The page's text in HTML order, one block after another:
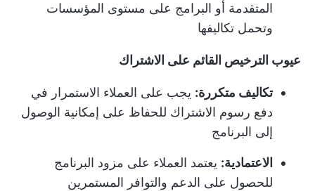
المتقدمة أو البرامج على مستوى المؤسسات
وتحمل تكاليفها
عيوب الترخيص القائم على الاشتراك
تكاليف متكررة: يجب على العملاء الاستمرار في
دفع رسوم الاشتراك للحفاظ على إمكانية الوصول
إلى البرنامج
الاعتمادية: يعتمد العملاء على مزود البرنامج
للحصول على الدعم والتوافر المستمرين